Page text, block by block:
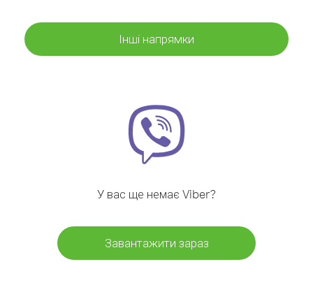
Інші напрямки
У вас ще немає Viber?
Завантажити зараз